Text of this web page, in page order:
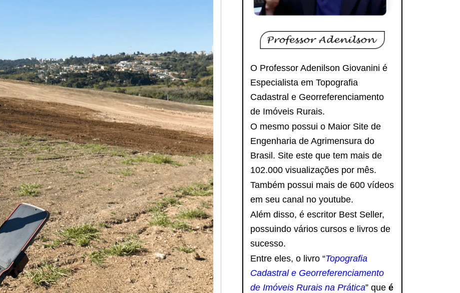
O Professor Adenilson Giovanini é
Especialista em Topografia
Cadastral e Georreferenciamento
de Imóveis Rurais.
O mesmo possui o Maior Site de
Engenharia de Agrimensura do
Brasil. Site este que tem mais de
102.000 visualizações por mês.
Também possui mais de 600 vídeos
em seu canal no youtube.
Além disso, é escritor Best Seller,
possuindo vários cursos e livros de
sucesso.
Entre eles, o livro “Topografia
Cadastral e Georreferenciamento
de Imóveis Rurais na Prática” queé